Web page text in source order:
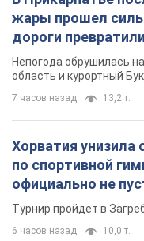
жары прошел
дороги
Непогода обрушилась
область и курортный
7 часов назад 13,2 т.
Хорватия унизила
по спортивной
официально не
Европы основных
Турнир пройдет в
6 часов назад 10,0 т.